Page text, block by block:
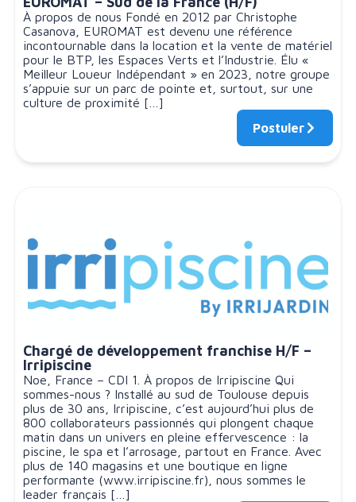
À propos de nous Fondé en 2012 par Christophe
Casanova, EUROMAT est devenu une référence
incontournable dans la location et la vente de matériel
pour le BTP, les Espaces Verts et l’Industrie. Élu «
Meilleur Loueur Indépendant » en 2023, notre groupe
s’appuie sur un parc de pointe et, surtout, sur une
culture de proximité […]
Postuler
Chargé de développement franchise H/F –
Irripiscine
Noe, France – CDI 1. À propos de Irripiscine Qui
sommes-nous ? Installé au sud de Toulouse depuis
plus de 30 ans, Irripiscine, c’est aujourd’hui plus de
800 collaborateurs passionnés qui plongent chaque
matin dans un univers en pleine effervescence : la
piscine, le spa et l’arrosage, partout en France. Avec
plus de 140 magasins et une boutique en ligne
performante (www.irripiscine.fr), nous sommes le
leader français […]